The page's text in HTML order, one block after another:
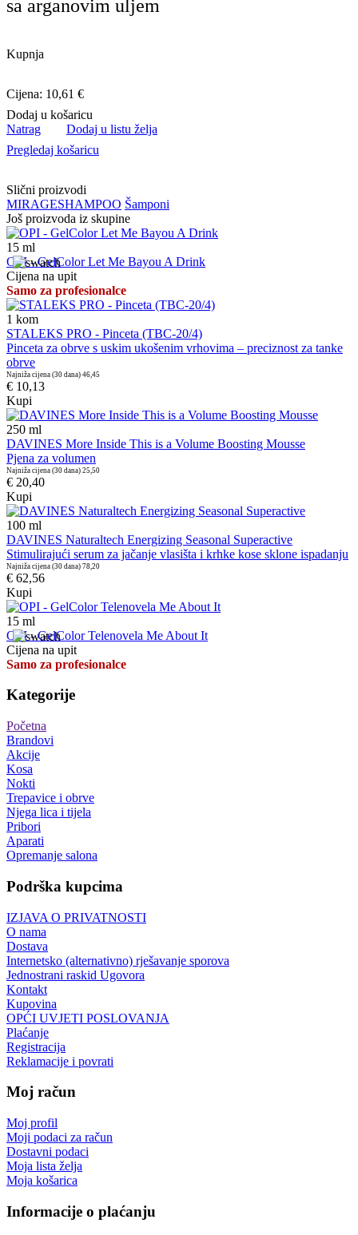
sa arganovim uljem
Kupnja
Cijena: 10,61 €
Dodaj u košaricu
Natrag
Dodaj u listu želja
Pregledaj košaricu
Slični proizvodi
MIRAGESHAMPOO Šamponi
Još proizvoda iz skupine
15 ml
OPI - GelColor Let Me Bayou A Drink
Cijena na upit
Samo za profesionalce
1 kom
STALEKS PRO - Pinceta (TBC-20/4)
Pinceta za obrve s uskim ukošenim vrhovima – preciznost za tanke
obrve
Najniža cijena (30 dana) 46,45
€ 10,13
Kupi
250 ml
DAVINES More Inside This is a Volume Boosting Mousse
Pjena za volumen
Najniža cijena (30 dana) 25,50
€ 20,40
Kupi
100 ml
DAVINES Naturaltech Energizing Seasonal Superactive
Stimulirajući serum za jačanje vlasišta i krhke kose sklone ispadanju
Najniža cijena (30 dana) 78,20
€ 62,56
Kupi
15 ml
OPI - GelColor Telenovela Me About It
Cijena na upit
Samo za profesionalce
Kategorije
Početna
Brandovi
Akcije
Kosa
Nokti
Trepavice i obrve
Njega lica i tijela
Pribori
Aparati
Opremanje salona
Podrška kupcima
IZJAVA O PRIVATNOSTI
O nama
Dostava
Internetsko (alternativno) rješavanje sporova
Jednostrani raskid Ugovora
Kontakt
Kupovina
OPĆI UVJETI POSLOVANJA
Plaćanje
Registracija
Reklamacije i povrati
Moj račun
Moj profil
Moji podaci za račun
Dostavni podaci
Moja lista želja
Moja košarica
Informacije o plaćanju